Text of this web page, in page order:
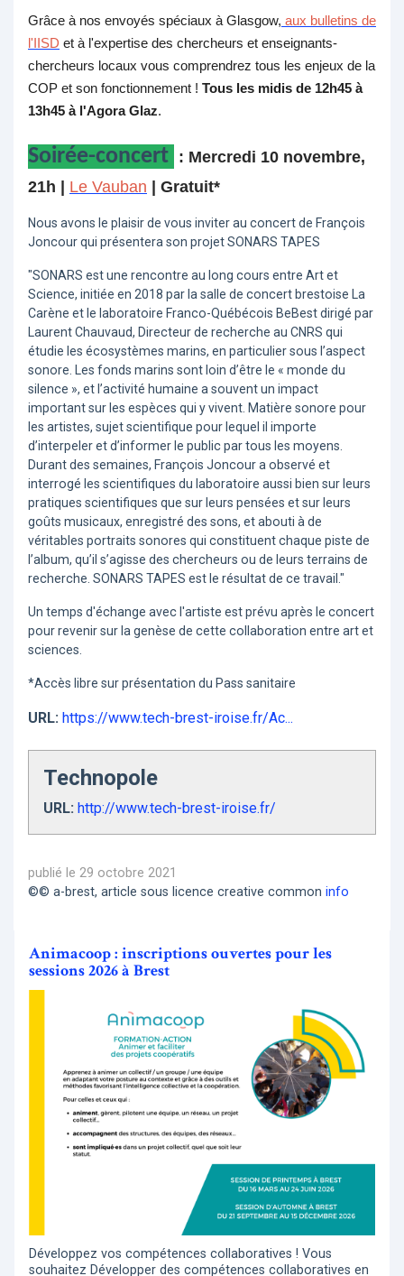
Grâce à nos envoyés spéciaux à Glasgow, aux bulletins de
l'IISD et à l'expertise des chercheurs et enseignants-
chercheurs locaux vous comprendrez tous les enjeux de la
COP et son fonctionnement ! Tous les midis de 12h45 à
13h45 à l'Agora Glaz.
Soirée-concert : Mercredi 10 novembre,
21h | Le Vauban | Gratuit*
Nous avons le plaisir de vous inviter au concert de François
Joncour qui présentera son projet SONARS TAPES
"SONARS est une rencontre au long cours entre Art et
Science, initiée en 2018 par la salle de concert brestoise La
Carène et le laboratoire Franco-Québécois BeBest dirigé par
Laurent Chauvaud, Directeur de recherche au CNRS qui
étudie les écosystèmes marins, en particulier sous l’aspect
sonore. Les fonds marins sont loin d’être le « monde du
silence », et l’activité humaine a souvent un impact
important sur les espèces qui y vivent. Matière sonore pour
les artistes, sujet scientifique pour lequel il importe
d’interpeler et d’informer le public par tous les moyens.
Durant des semaines, François Joncour a observé et
interrogé les scientifiques du laboratoire aussi bien sur leurs
pratiques scientifiques que sur leurs pensées et sur leurs
goûts musicaux, enregistré des sons, et abouti à de
véritables portraits sonores qui constituent chaque piste de
l’album, qu’il s’agisse des chercheurs ou de leurs terrains de
recherche. SONARS TAPES est le résultat de ce travail."
Un temps d'échange avec l'artiste est prévu après le concert
pour revenir sur la genèse de cette collaboration entre art et
sciences.
*Accès libre sur présentation du Pass sanitaire
URL: https://www.tech-brest-iroise.fr/Ac...
Technopole
URL: http://www.tech-brest-iroise.fr/
publié le 29 octobre 2021
©© a-brest, article sous licence creative common info
Animacoop : inscriptions ouvertes pour les
sessions 2026 à Brest
Développez vos compétences collaboratives ! Vous
souhaitez Développer des compétences collaboratives en